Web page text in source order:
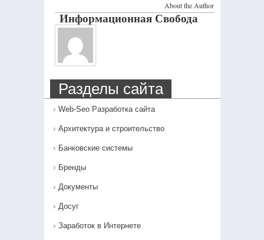
About the Author
Информационная Свобода
Разделы сайта
Web-Seo Разработка сайта
Архитектура и строительство
Банковские системы
Бренды
Документы
Досуг
Заработок в Интернете